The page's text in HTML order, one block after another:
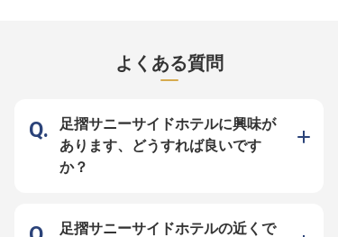
然の中でのハイキング、釣りなどの
レジャーに同行し、お客様の旅がよ
ことが、私たちのおもてなしの心で
す。あなたの温かいホスピタリティ
で、お客様に「来てよかった」と感
じていただけるサービスを一緒に創
応援する働きやすい環境とキャリ
喜びにできる方、新しいことに挑戦
するのが好きな方を歓迎いたしま
感じられる優しいお料理を提供して
ください。※この求人は2023年2月
9日時点の情報です
よくある質問
足摺サニーサイドホテルに興味が
あります、どうすれば良いです
か？
足摺サニーサイドホテルの近くで